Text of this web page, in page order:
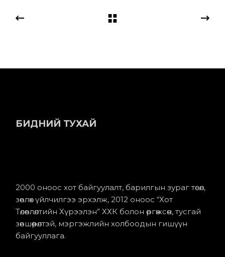
БИДНИЙ ТУХАЙ
2000 оноос хот байгуулалт, барилгын зураг төсөл,
зөвлөх үйлчилгээ эрхэлж, 2012 оноос “Хот
Төлөвлөлтийн Хүрээлэн” ХХК болон өргөжсөн, тусгай
зөвшөөрөлтэй, мэргэжлийн холбоодын гишүүн
байгууллага.